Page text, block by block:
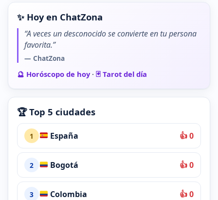
✨ Hoy en ChatZona
“A veces un desconocido se convierte en tu persona
favorita.”
— ChatZona
🔮 Horóscopo de hoy· 🃏 Tarot del día
🏆 Top 5 ciudades
1 España 👍 0
2 Bogotá 👍 0
3 Colombia 👍 0